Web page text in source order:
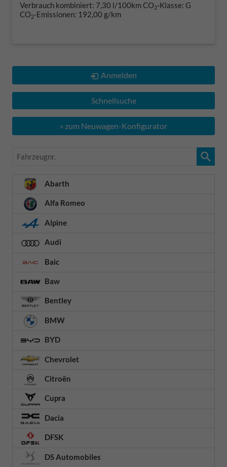
Verbrauch kombiniert: 7,30 l/100kmCO2-Klasse: G
CO2-Emissionen: 192,00 g/km
Anmelden
Schnellsuche
» zum Neuwagen-Konfigurator
Fahrzeugnr.
Abarth
Alfa Romeo
Alpine
Audi
Baic
Baw
Bentley
BMW
BYD
Chevrolet
Citroën
Cupra
Dacia
DFSK
DS Automobiles